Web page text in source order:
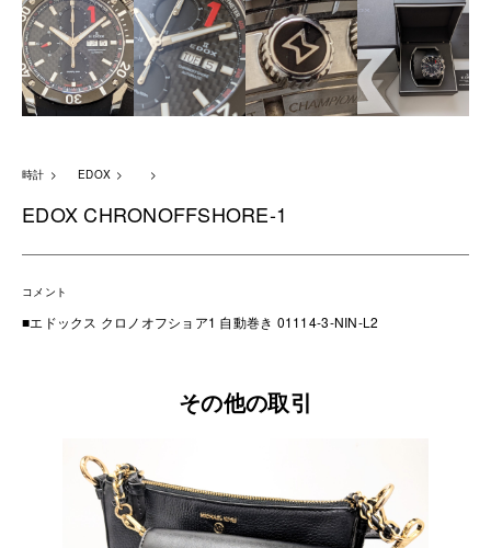
時計 EDOX
EDOX CHRONOFFSHORE-1
コメント
■エドックス クロノオフショア1 自動巻き 01114-3-NIN-L2
その他の取引